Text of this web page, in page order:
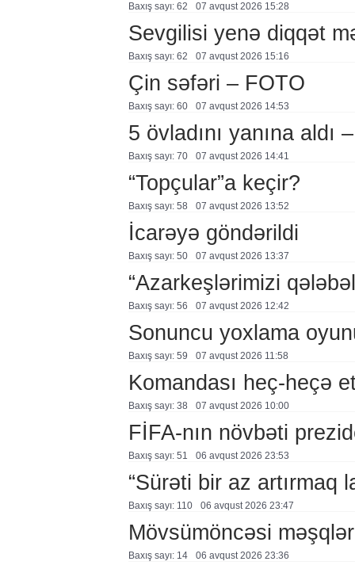
Baxış sayı: 62 07 avqust 2026 15:28
Sevgilisi yenə diqqət
Baxış sayı: 62 07 avqust 2026 15:16
Çin səfəri – FOTO
Baxış sayı: 60 07 avqust 2026 14:53
5 övladını yanına aldı
Baxış sayı: 70 07 avqust 2026 14:41
“Topçular”a keçir?
Baxış sayı: 58 07 avqust 2026 13:52
İcarəyə göndərildi
Baxış sayı: 50 07 avqust 2026 13:37
“Azarkeşlərimizi
Baxış sayı: 56 07 avqust 2026 12:42
Sonuncu yoxlama
Baxış sayı: 59 07 avqust 2026 11:58
Komandası heç-heçə
Baxış sayı: 38 07 avqust 2026 10:00
FİFA-nın növbəti
Baxış sayı: 51 06 avqust 2026 23:53
“Sürəti bir az artırmaq
Baxış sayı: 110 06 avqust 2026 23:47
Mövsümöncəsi
Baxış sayı: 14 06 avqust 2026 23:36